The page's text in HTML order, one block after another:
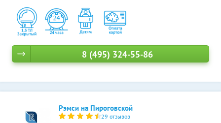
8 (495) 324-55-86
Рэмси на Пироговской
29 отзывов